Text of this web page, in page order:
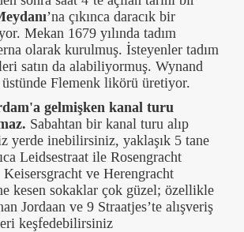
’na çıkınca daracık bir
Mekan 1679 yılında tadım
olarak kurulmuş. İsteyenler tadım
satın da alabiliyormuş. Wynand
Flemenk likörü üretiyor.
gelmişken kanal turu
Sabahtan bir kanal turu alıp
yerde inebilirsiniz, yaklaşık 5 tane
Leidsestraat ile Rosengracht
ve Herengracht
kesen sokaklar çok güzel; özellikle
Jordaan ve 9 Straatjes’te alışveriş
keşfedebilirsiniz